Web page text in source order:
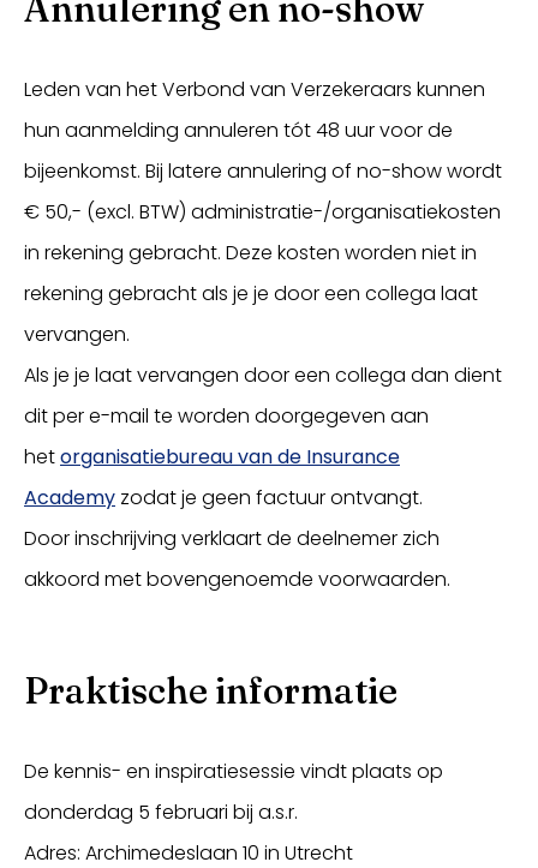
Annulering en no-show
Leden van het Verbond van Verzekeraars kunnen
hun aanmelding annuleren tót 48 uur voor de
bijeenkomst. Bij latere annulering of no-show wordt
€ 50,- (excl. BTW) administratie-/organisatiekosten
in rekening gebracht. Deze kosten worden niet in
rekening gebracht als je je door een collega laat
vervangen.
Als je je laat vervangen door een collega dan dient
dit per e-mail te worden doorgegeven aan
hetorganisatiebureau van de Insurance
Academy zodat je geen factuur ontvangt.
Door inschrijving verklaart de deelnemer zich
akkoord met bovengenoemde voorwaarden.
Praktische informatie
De kennis- en inspiratiesessie vindt plaats op
donderdag 5 februari bij a.s.r.
Adres: Archimedeslaan 10 in Utrecht